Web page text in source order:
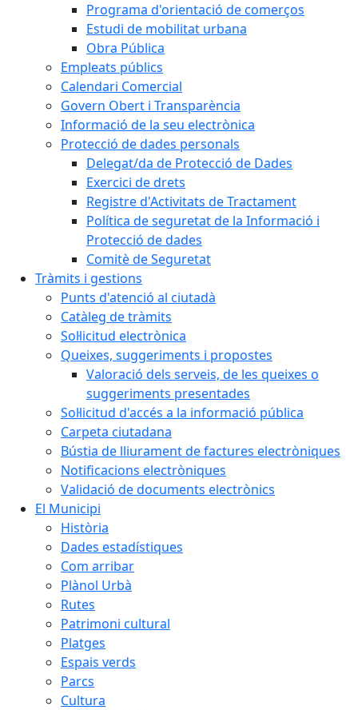
Programa d'orientació de comerços
Estudi de mobilitat urbana
Obra Pública
Empleats públics
Calendari Comercial
Govern Obert i Transparència
Informació de la seu electrònica
Protecció de dades personals
Delegat/da de Protecció de Dades
Exercici de drets
Registre d'Activitats de Tractament
Política de seguretat de la Informació i
Protecció de dades
Comitè de Seguretat
Tràmits i gestions
Punts d'atenció al ciutadà
Catàleg de tràmits
Sol·licitud electrònica
Queixes, suggeriments i propostes
Valoració dels serveis, de les queixes o
suggeriments presentades
Sol·licitud d'accés a la informació pública
Carpeta ciutadana
Bústia de lliurament de factures electròniques
Notificacions electròniques
Validació de documents electrònics
El Municipi
Història
Dades estadístiques
Com arribar
Plànol Urbà
Rutes
Patrimoni cultural
Platges
Espais verds
Parcs
Cultura